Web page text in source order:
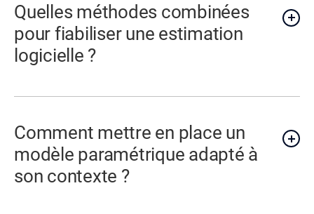
Quelles méthodes combinées
pour fiabiliser une estimation
logicielle ?
Comment mettre en place un
modèle paramétrique adapté à
son contexte ?